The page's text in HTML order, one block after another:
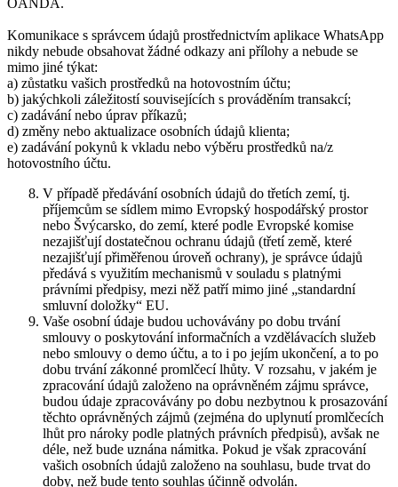
OANDA.
Komunikace s správcem údajů prostřednictvím aplikace WhatsApp
nikdy nebude obsahovat žádné odkazy ani přílohy a nebude se
mimo jiné týkat:
a) zůstatku vašich prostředků na hotovostním účtu;
b) jakýchkoli záležitostí souvisejících s prováděním transakcí;
c) zadávání nebo úprav příkazů;
d) změny nebo aktualizace osobních údajů klienta;
e) zadávání pokynů k vkladu nebo výběru prostředků na/z
hotovostního účtu.
V případě předávání osobních údajů do třetích zemí, tj.
příjemcům se sídlem mimo Evropský hospodářský prostor
nebo Švýcarsko, do zemí, které podle Evropské komise
nezajišťují dostatečnou ochranu údajů (třetí země, které
nezajišťují přiměřenou úroveň ochrany), je správce údajů
předává s využitím mechanismů v souladu s platnými
právními předpisy, mezi něž patří mimo jiné „standardní
smluvní doložky“ EU.
Vaše osobní údaje budou uchovávány po dobu trvání
smlouvy o poskytování informačních a vzdělávacích služeb
nebo smlouvy o demo účtu, a to i po jejím ukončení, a to po
dobu trvání zákonné promlčecí lhůty. V rozsahu, v jakém je
zpracování údajů založeno na oprávněném zájmu správce,
budou údaje zpracovávány po dobu nezbytnou k prosazování
těchto oprávněných zájmů (zejména do uplynutí promlčecích
lhůt pro nároky podle platných právních předpisů), avšak ne
déle, než bude uznána námitka. Pokud je však zpracování
vašich osobních údajů založeno na souhlasu, bude trvat do
doby, než bude tento souhlas účinně odvolán.